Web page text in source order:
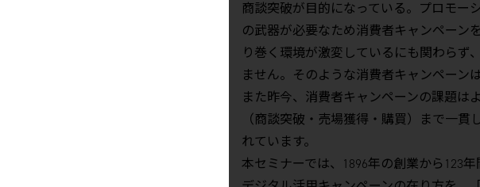
商談突破が目的になっている。プロモー
の武器が必要なため消費者キャンペーン
り巻く環境が激変しているにも関わらず
ません。そのような消費者キャンペーン
また昨今、消費者キャンペーンの課題は
（商談突破・売場獲得・購買）まで一
れています。
本セミナーでは、1896年の創業から123